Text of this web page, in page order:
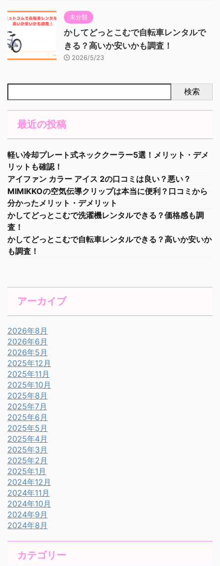
未分類
かしてどっとこむで自転車レンタルで
きる？高いか安いかも調査！
2026/5/23
検索
最近の投稿
軽い冷却プレート式ネッククーラー5選！メリット・デメ
リットも確認！
アイファン カラー アイス 2の口コミは良い？悪い？
MIMIKKOの空気伝導クリップは本当に便利？口コミから
分かったメリット・デメリット
かしてどっとこむで洗濯機レンタルできる？価格感も調
査！
かしてどっとこむで自転車レンタルできる？高いか安いか
も調査！
アーカイブ
2026年8月
2026年6月
2026年5月
2025年12月
2025年11月
2025年10月
2025年8月
2025年7月
2025年6月
2025年5月
2025年4月
2025年3月
2025年2月
2025年1月
2024年12月
2024年11月
2024年10月
2024年9月
2024年8月
カテゴリー